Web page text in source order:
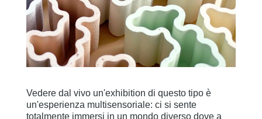
Vedere dal vivo un'exhibition di questo tipo è
un'esperienza multisensoriale: ci si sente
totalmente immersi in un mondo diverso dove a